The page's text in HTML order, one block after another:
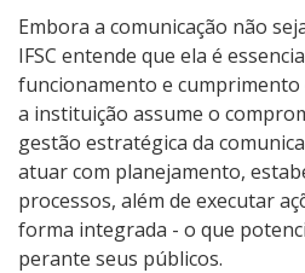
Embora a comunicação não
IFSC entende que ela é
funcionamento e cumprimento
a instituição assume o
gestão estratégica da
atuar com planejamento,
processos, além de executar
forma integrada - o que
perante seus públicos.